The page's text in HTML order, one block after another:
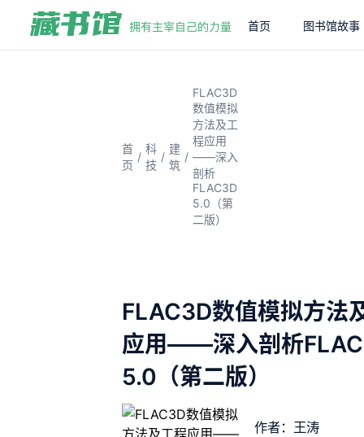
首页 图书馆故事
首
页
/
科
技
/
建
筑
/
FLAC3D
数值模拟
方法及工
程应用
——深入
剖析
FLAC3D
5.0（第
二版）
FLAC3D数值模拟方法
应用——深入剖析
5.0（第二版）
作者：王涛